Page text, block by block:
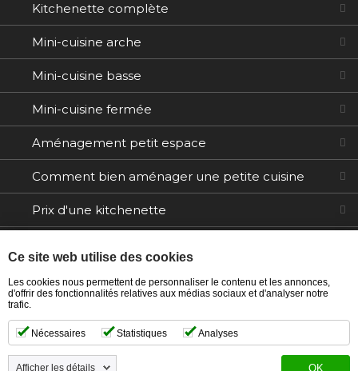
Kitchenette complète
Mini-cuisine arche
Mini-cuisine basse
Mini-cuisine fermée
Aménagement petit espace
Comment bien aménager une petite cuisine
Prix d'une kitchenette
Tables / Chaises
Ce site web utilise des cookies
Les cookies nous permettent de personnaliser le contenu et les annonces,
d'offrir des fonctionnalités relatives aux médias sociaux et d'analyser notre
trafic.
Nécessaires Statistiques Analyses
Afficher les détails OK